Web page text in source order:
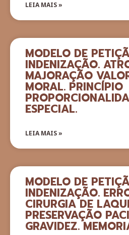
LEIA MAIS »
MODELO DE
INDENIZAÇÃO.
MAJORAÇÃO
MORAL. PRINCÍPIO
ESPECIAL.
LEIA MAIS »
MODELO DE
INDENIZAÇÃO.
CIRURGIA DE
PRESERVAÇÃO
GRAVIDEZ.